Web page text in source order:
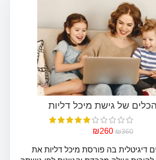
₪360
₪260
דיגיטלית בה פורסת מיכל דליות את